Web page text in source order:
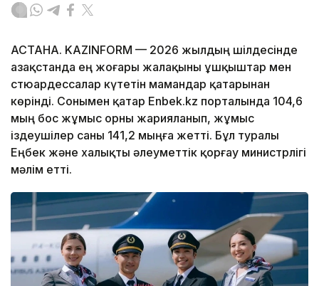
АСТАНА. KAZINFORM — 2026 жылдың шілдесінде
Қазақстанда ең жоғары жалақыны ұшқыштар мен
стюардессалар күтетін мамандар қатарынан
көрінді. Сонымен қатар Enbek.kz порталында 104,6
мың бос жұмыс орны жарияланып, жұмыс
іздеушілер саны 141,2 мыңға жетті. Бұл туралы
Еңбек және халықты әлеуметтік қорғау министрлігі
мәлім етті.